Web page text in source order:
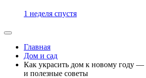
1 неделя спустя
Главная
Дом и сад
Как украсить дом к новому году —
и полезные советы